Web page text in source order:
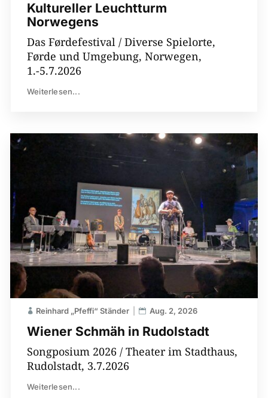
Kultureller Leuchtturm
Norwegens
Das Førdefestival / Diverse Spielorte,
Førde und Umgebung, Norwegen,
1.-5.7.2026
Weiterlesen...
Wiener Schmäh in Rudolstadt
Reinhard „Pfeffi“ Ständer Aug. 2, 2026
Songposium 2026 / Theater im Stadthaus,
Rudolstadt, 3.7.2026
Weiterlesen...